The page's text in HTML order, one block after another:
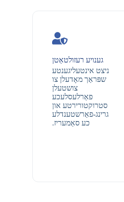
גענויע רעזולטאַטן
ניצט אינטעליגענטע
שפּראַך מאָדעלן צו
צושטעלן
פאַרלעסלעכע
סטרוקטורירטע און
גרינג-פאַרשטענדלע
כע סאַמעריז.